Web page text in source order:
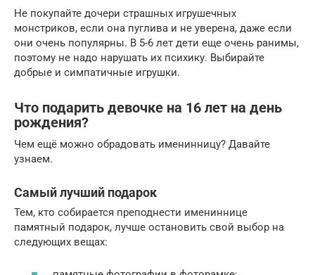
Не покупайте дочери страшных игрушечных
монстриков, если она пуглива и не уверена, даже если
они очень популярны. В 5-6 лет дети еще очень ранимы,
поэтому не надо нарушать их психику. Выбирайте
добрые и симпатичные игрушки.
Что подарить девочке на 16 лет на день
рождения?
Чем ещё можно обрадовать именинницу? Давайте
узнаем.
Самый лучший подарок
Тем, кто собирается преподнести имениннице
памятный подарок, лучше остановить свой выбор на
следующих вещах: